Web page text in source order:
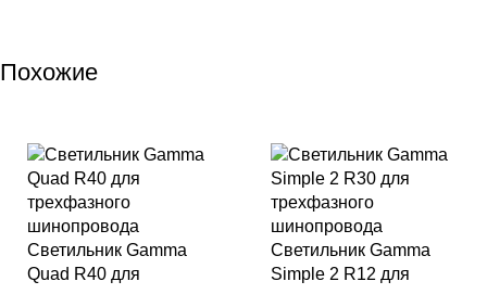
Похожие
Светильник Gamma
Quad R40 для
Светильник Gamma
Simple 2 R12 для